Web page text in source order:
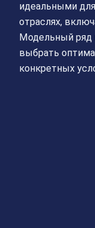
идеальными
отраслях,
Модельный ряд
выбрать
конкретных